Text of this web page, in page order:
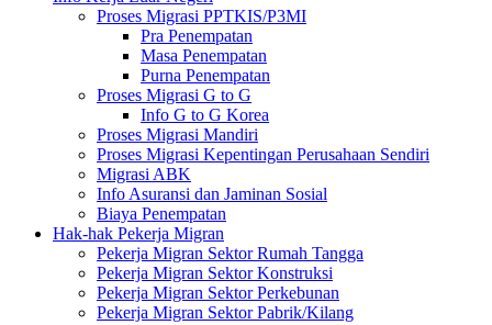
Proses Migrasi PPTKIS/P3MI
Pra Penempatan
Masa Penempatan
Purna Penempatan
Proses Migrasi G to G
Info G to G Korea
Proses Migrasi Mandiri
Proses Migrasi Kepentingan Perusahaan Sendiri
Migrasi ABK
Info Asuransi dan Jaminan Sosial
Biaya Penempatan
Hak-hak Pekerja Migran
Pekerja Migran Sektor Rumah Tangga
Pekerja Migran Sektor Konstruksi
Pekerja Migran Sektor Perkebunan
Pekerja Migran Sektor Pabrik/Kilang